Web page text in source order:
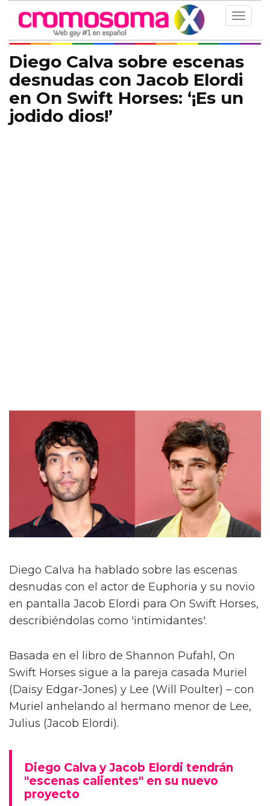
Toggle
Diego Calva sobre escenas
desnudas con Jacob Elordi
en On Swift Horses: ‘¡Es un
jodido dios!’
Diego Calva ha hablado sobre las escenas
desnudas con el actor de Euphoria y su novio
en pantalla Jacob Elordi para On Swift Horses,
describiéndolas como 'intimidantes'.
Basada en el libro de Shannon Pufahl, On
Swift Horses sigue a la pareja casada Muriel
(Daisy Edgar-Jones) y Lee (Will Poulter) – con
Muriel anhelando al hermano menor de Lee,
Julius (Jacob Elordi).
Diego Calva y Jacob Elordi tendrán
"escenas calientes" en su nuevo
proyecto